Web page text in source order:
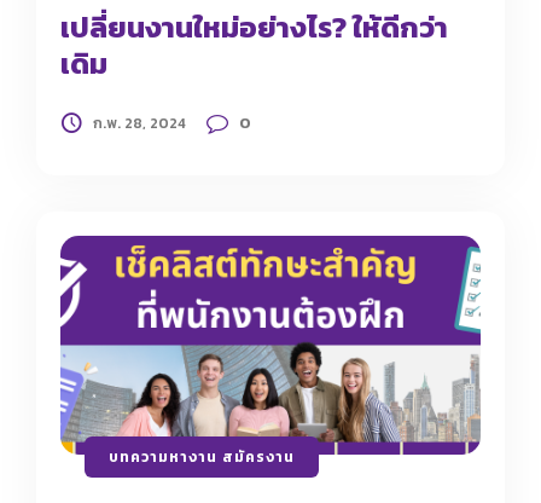
เปลี่ยนงานใหม่อย่างไร? ให้ดีกว่า
เดิม
ก.พ. 28, 2024 0
บทความหางาน สมัครงาน